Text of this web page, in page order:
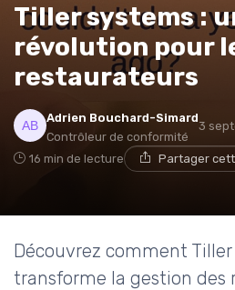
Tiller systems :
révolution pour
restaurateurs
Adrien Bouchard-Simard
Contrôleur de conformité
3
16 min de lecture Partager
Découvrez comment
transforme la gestion des